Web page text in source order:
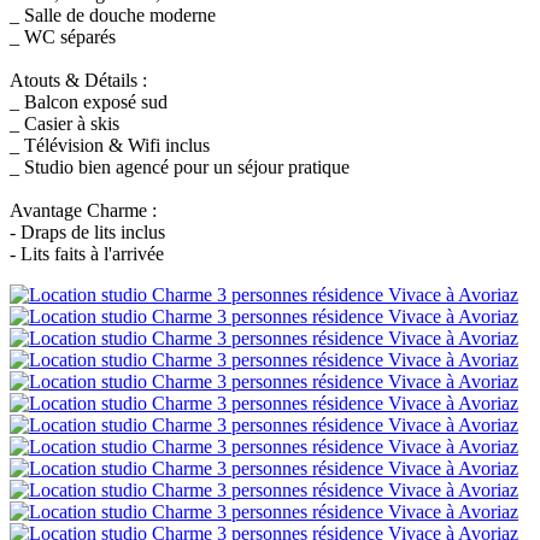
_ Salle de douche moderne
_ WC séparés
Atouts & Détails :
_ Balcon exposé sud
_ Casier à skis
_ Télévision & Wifi inclus
_ Studio bien agencé pour un séjour pratique
Avantage Charme :
- Draps de lits inclus
- Lits faits à l'arrivée